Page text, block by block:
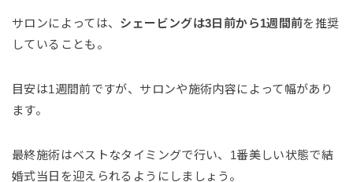
サロンによっては、 シェービングは3日前から1週間前を推奨
していることも。
目安は1週間前ですが、サロンや施術内容によって幅があり
ます。
最終施術はベストなタイミングで行い、1番美しい状態で結
婚式当日を迎えられるようにしましょう。